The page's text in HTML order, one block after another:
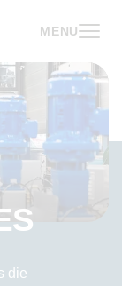
MENU
die